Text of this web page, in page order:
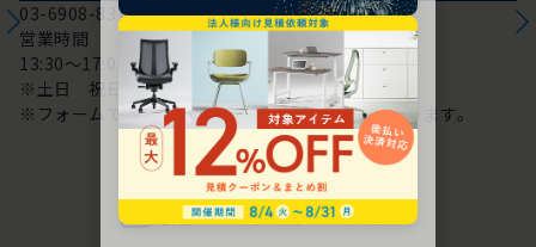
03-6908-8370
営業時間
13:30～17:00
※土日 祝日は休み
※フォームでのお問い合わせは24時間対応しております。
配送・お問い合わせ営業日